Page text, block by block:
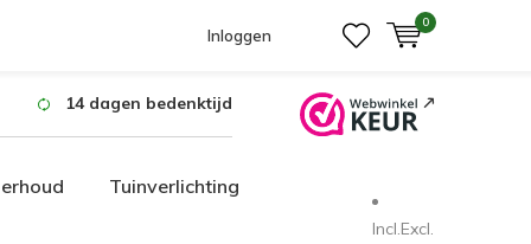
Inloggen
0
14 dagen bedenktijd
Tuinverlichting
Incl.Excl.